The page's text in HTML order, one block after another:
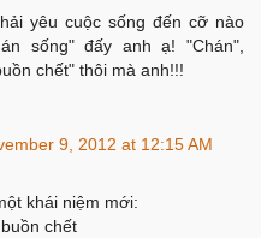
yêu cuộc sống đến cỡ nào
sống" đấy anh ạ! "Chán",
chết" thôi mà anh!!!
9, 2012 at 12:15 AM
khái niệm mới:
chết